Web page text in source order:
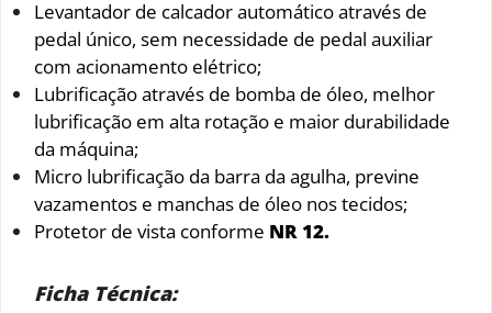
Levantador de calcador automático através de
pedal único, sem necessidade de pedal auxiliar
com acionamento elétrico;
Lubrificação através de bomba de óleo, melhor
lubrificação em alta rotação e maior durabilidade
da máquina;
Micro lubrificação da barra da agulha, previne
vazamentos e manchas de óleo nos tecidos;
Protetor de vista conforme NR 12.
Ficha Técnica: